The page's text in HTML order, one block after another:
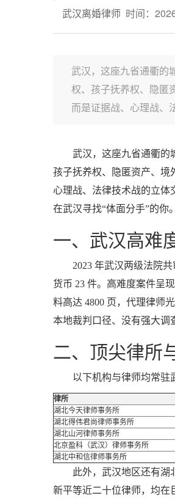
武汉离婚律师 时间：
武汉，这座九省通衢的
权、孩子抚养权、隐匿
而是证据战、心理战、
武汉，这座九省通衢的
孩子抚养权、隐匿资产、境
心理战、法律技术战的立体
在武汉寻找“体面分手”的你。
一、武汉高难
2023 年武汉两级法院
货币 23 件。高难度案件呈
料高达 4800 页，代理律师
本地裁判口径、没有强大调
二、顶尖律所
以下机构与律师均常驻
律所
湖北今天律师事务所
湖北得伟君尚律师事务所
湖北山河律师事务所
北京盈科（武汉）律师事务所
湖北中和信律师事务所
此外，武汉地区还有
新平等近二十位律师，均在